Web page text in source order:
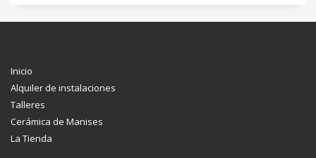
Inicio
Alquiler de instalaciones
Talleres
Cerámica de Manises
La Tienda